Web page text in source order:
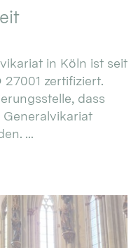
in Köln ist seit
zertifiziert.
dass
...